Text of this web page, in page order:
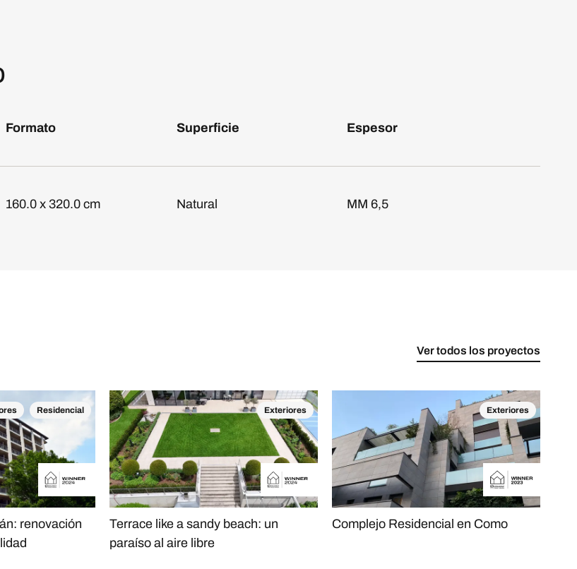
Formato Superficie Espesor
160.0 x 320.0 cm Natural MM 6,5
Ver todos los proyectos
Residencial
renovación
Exteriores
Terrace like a sandy beach: un
paraíso al aire libre
Exteriores
Complejo Residencial en Como